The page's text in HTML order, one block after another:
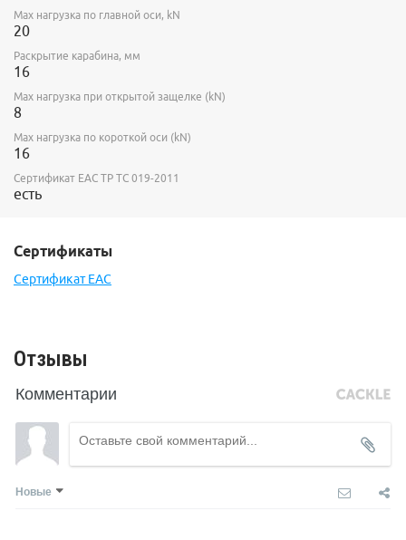
Max нагрузка по главной оси, kN
20
Раскрытие карабина, мм
16
Max нагрузка при открытой защелке (kN)
8
Max нагрузка по короткой оси (kN)
16
Сертификат ЕАС ТР ТС 019-2011
есть
Сертификаты
Сертификат ЕАС
Отзывы
Комментарии
Новые